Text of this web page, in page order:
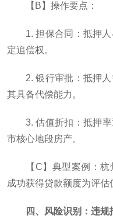
【B】操作要点：
1. 担保合同：抵押
定追偿权。
2. 银行审批：抵押
其具备代偿能力。
3. 估值折扣：抵押
市核心地段房产。
【C】典型案例：
成功获得贷款额度为评估
四、风险识别：违